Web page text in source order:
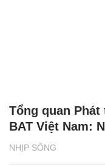
NHỊP SỐNG
Tổng quan
BAT Việt Nam: